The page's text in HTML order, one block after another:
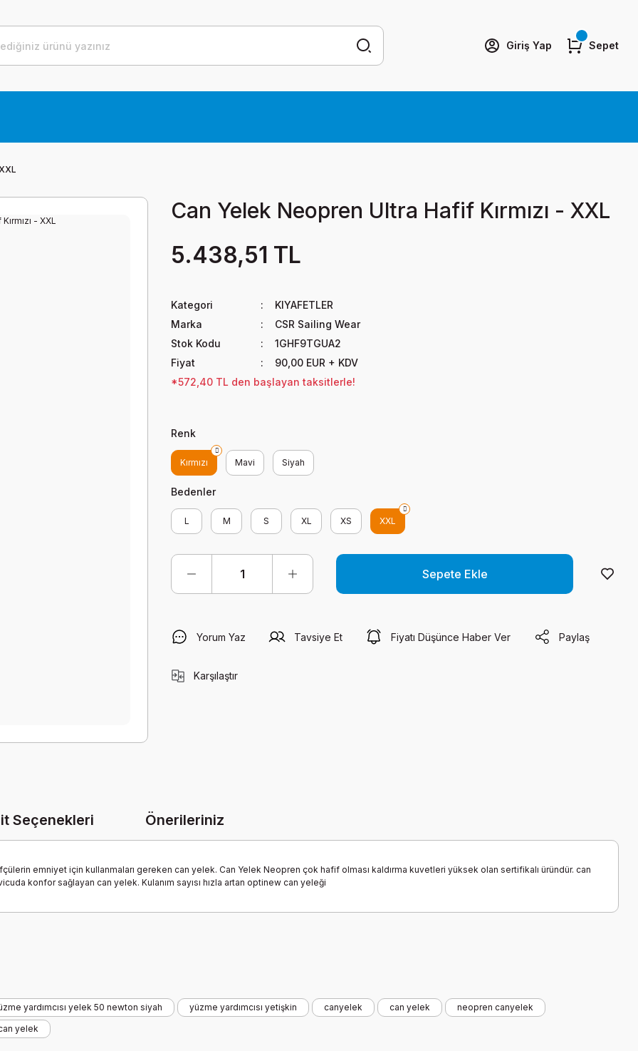
Giriş Yap Sepet
Can Yelek Neopren Ultra Hafif Kırmızı - XXL
5.438,51 TL
Kategori
KIYAFETLER
Marka
CSR Sailing Wear
Stok Kodu
1GHF9TGUA2
Fiyat
90,00 EUR + KDV
*572,40 TL den başlayan taksitlerle!
Renk
Kırmızı Mavi Siyah
Bedenler
L M S XL XS XXL
Sepete Ekle
Yorum Yaz Tavsiye Et Fiyatı Düşünce Haber Ver Paylaş
Karşılaştır
Seçenekleri Önerileriniz
emniyet için kullanmaları gereken can yelek. Can Yelek Neopren çok hafif olması kaldırma kuvetleri yüksek olan sertifikalı üründür. can
konfor sağlayan can yelek. Kulanım sayısı hızla artan optinew can yeleği
Yorum Yaz
yardımcısı yelek 50 newton siyah yüzme yardımcısı yetişkin canyelek can yelek
neopren canyelek
yelek